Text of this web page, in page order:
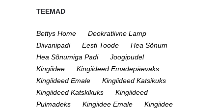
TEEMAD
Bettys Home
Deokratiivne Lamp
Diivanipadi
Eesti Toode
Hea Sõnum
Hea Sõnumiga Padi
Joogipudel
Kingiidee
Kingiideed Emadepäevaks
Kingiideed Emale
Kingiideed Katsikuks
Kingiideed Katskikuks
Kingiideed
Pulmadeks
Kingiidee Emale
Kingiidee